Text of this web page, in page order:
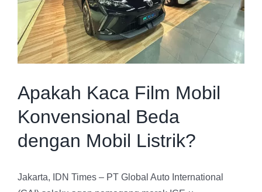
Apakah Kaca Film Mobil
Konvensional Beda
dengan Mobil Listrik?
Jakarta, IDN Times – PT Global Auto International